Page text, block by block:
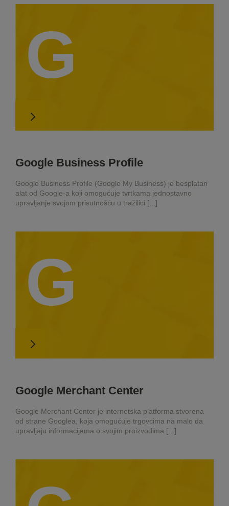
G
Google Business Profile
Google Business Profile (Google My Business) je besplatan
alat od Google-a koji omogućuje tvrtkama jednostavno
upravljanje svojom prisutnošću u tražilici [...]
G
Google Merchant Center
Google Merchant Center je internetska platforma stvorena
od strane Googlea, koja omogućuje trgovcima na malo da
upravljaju informacijama o svojim proizvodima [...]